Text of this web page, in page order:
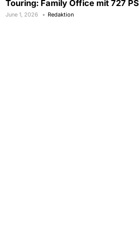
Touring: Family Office mit 727 PS
June 1, 2026 Redaktion